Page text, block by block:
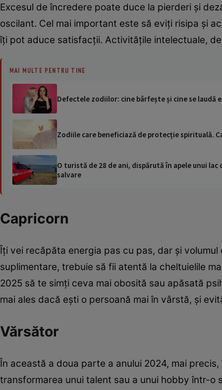
Excesul de încredere poate duce la pierderi și
oscilant. Cel mai important este să eviți risipa și
îți pot aduce satisfacții. Activitățile intelectuale,
MAI MULTE PENTRU TINE
Defectele zodiilor: cine bârfește și cine se laudă
Zodiile care beneficiază de protecție spirituală.
O turistă de 28 de ani, dispărută în apele unui
salvare
Capricorn
Îți vei recăpăta energia pas cu pas, dar și
suplimentare, trebuie să fii atentă la cheltuielile
2025 să te simți ceva mai obosită sau apăsată
mai ales dacă ești o persoană mai în vârstă, și
Vărsător
În această a doua parte a anului 2024, mai
transformarea unui talent sau a unui hobby într-